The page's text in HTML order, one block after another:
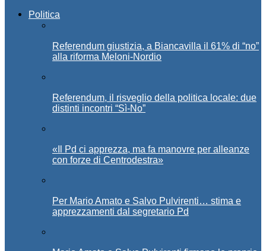
Politica
Referendum giustizia, a Biancavilla il 61% di “no”
alla riforma Meloni-Nordio
Referendum, il risveglio della politica locale: due
distinti incontri “Sì-No”
«Il Pd ci apprezza, ma fa manovre per alleanze
con forze di Centrodestra»
Per Mario Amato e Salvo Pulvirenti… stima e
apprezzamenti dal segretario Pd